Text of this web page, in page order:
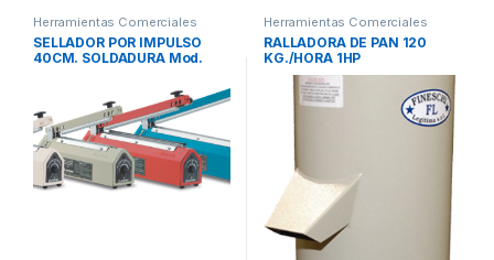
Herramientas Comerciales
SELLADOR POR IMPULSO
40CM. SOLDADURA Mod.
Herramientas Comerciales
RALLADORA DE PAN 120
KG./HORA 1HP